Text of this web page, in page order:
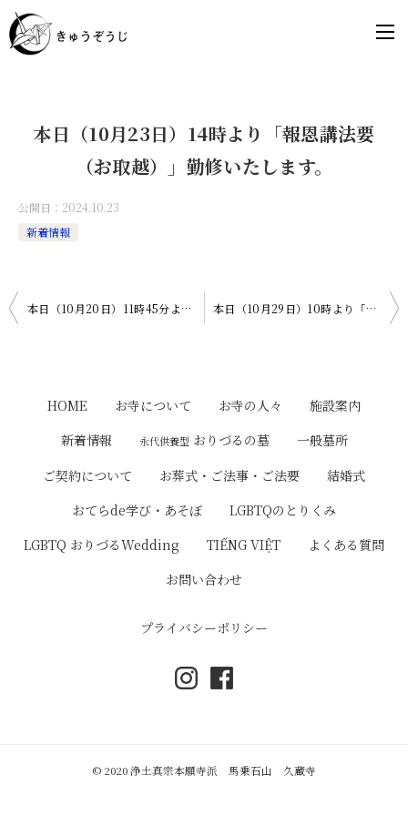
本日（10月23日）14時より「報恩講法要
（お取越）」勤修いたします。
公開日： 2024.10.23
新着情報
投
ョ
本日（10月20日）11時45分より「おりづるのおてらんち」、19時より「国際交流（ベトナム）」開催！ 本日（10月29日）10時より「ゼロから学ぶ仏教と浄土真宗」、13時より「10月の祥月命日法要」、14時より「おてらの女性会」があります。
HOME お寺について お寺の人々
施設案内
新着情報
永代供養型 おりづるの墓
一般墓所
ご契約について
お葬式・ご法事・ご法要
結婚式
おてらde学び・あそぼ
LGBTQのとりくみ
LGBTQ おりづるWedding
TIẾNG VIỆT
よくある質問
お問い合わせ
プライバシーポリシー
© 2020 浄土真宗本願寺派 馬乗石山 久蔵寺